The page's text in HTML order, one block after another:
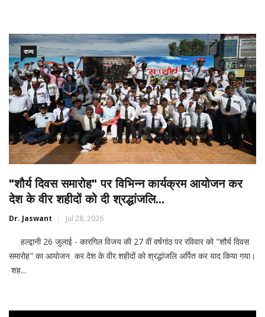
राज्य
"शौर्य दिवस समारोह" पर विभिन्न कार्यक्रम आयोजन कर
देश के वीर शहीदों को दी श्रद्धांजलि...
Dr. Jaswant Jul 28, 2026
हल्द्वानी 26 जुलाई - कारगिल विजय की 27 वीं वर्षगांठ पर रविवार को "शौर्य दिवस
समारोह" का आयोजन कर देश के वीर शहीदों को श्रद्धांजलि अर्पित कर याद किया गया।
शह...